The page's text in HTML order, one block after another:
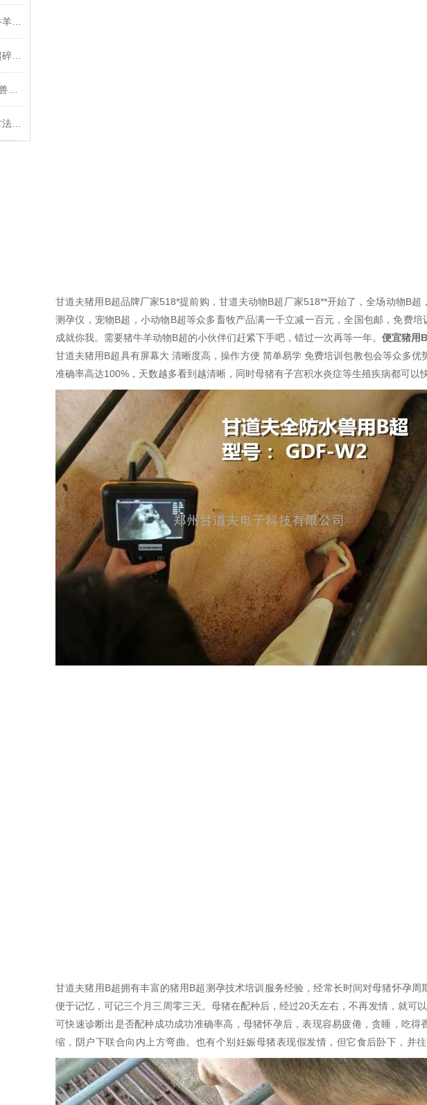
甘道夫猪用B超品牌厂家518*提前购，甘道夫动物B超厂家518**开始了，全场动物B
测孕仪，宠物B超，小动物B超等众多畜牧产品满一千立减一百元，全国包邮，免费
成就你我。需要猪牛羊动物B超的小伙伴们赶紧下手吧，错过一次再等一年。 便宜猪用
甘道夫猪用B超具有屏幕大 清晰度高，操作方便 简单易学 免费培训包教包会等众多
准确率高达100%，天数越多看到越清晰，同时母猪有子宫积水炎症等生殖疾病都可以
甘道夫猪用B超拥有丰富的猪用B超测孕技术培训服务经验，经常长时间对母猪怀孕
便于记忆，可记三个月三周零三天。母猪在配种后，经过20天左右，不再发情，就可
可快速诊断出是否配种成功成功准确率高，母猪怀孕后，表现容易疲倦，贪睡，吃
缩，阴户下联合向内上方弯曲。也有个别妊娠母猪表现假发情，但它食后卧下，并